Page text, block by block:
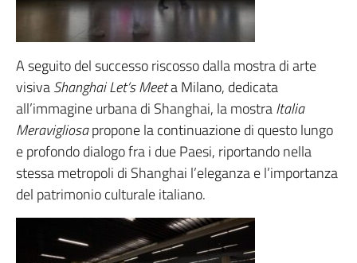
A seguito del successo riscosso dalla mostra di arte
visivaShanghai Let’s Meeta Milano, dedicata
all’immagine urbana di Shanghai, la mostraItalia
Meravigliosapropone la continuazione di questo lungo
e profondo dialogo fra i due Paesi, riportando nella
stessa metropoli di Shanghai l’eleganza e l’importanza
del patrimonio culturale italiano.